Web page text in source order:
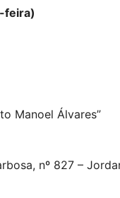
feira)
Manoel Álvares”
nº 827 –